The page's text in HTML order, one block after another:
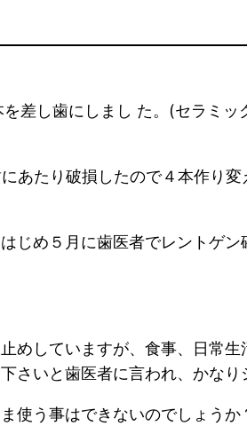
差し歯にしまし た。(セラミッ
あたり破損したので４本作り
じめ５月に歯医者でレントゲ
めしていますが、食事、日常
さいと歯医者に言われ、かな
使う事はできないのでしょうか